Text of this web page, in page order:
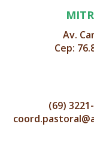
Av.
Cep:
(69)